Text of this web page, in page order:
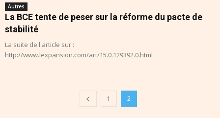
Autres
La BCE tente de peser sur la réforme du pacte de
stabilité
La suite de l'article sur :
http://www.lexpansion.com/art/15.0.129392.0.html
1 2